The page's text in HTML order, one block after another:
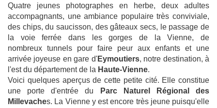
Quatre jeunes photographes en herbe, deux adultes
accompagnants, une ambiance populaire très conviviale,
des chips, du saucisson, des gâteaux secs, le passage de
la voie ferrée dans les gorges de la Vienne, de
nombreux tunnels pour faire peur aux enfants et une
arrivée joyeuse en gare d'Eymoutiers, notre destination, à
l'est du département de la Haute-Vienne.
Voici quelques aperçus de cette petite cité. Elle constitue
une porte d'entrée du
Parc Naturel Régional des
Millevaches. La Vienne y est encore très jeune puisqu'elle